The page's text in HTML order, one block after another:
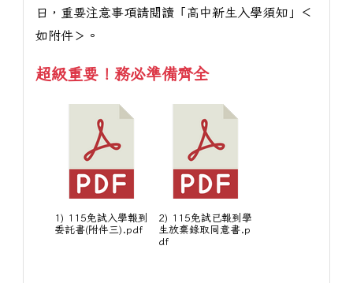
日，重要注意事項請閱讀「高中新生入學須知」＜
如附件＞。
超級重要！務必準備齊全
1) 115免試入學報到
委託書(附件三).pdf
2) 115免試已報到學
生放棄錄取同意書.p
df